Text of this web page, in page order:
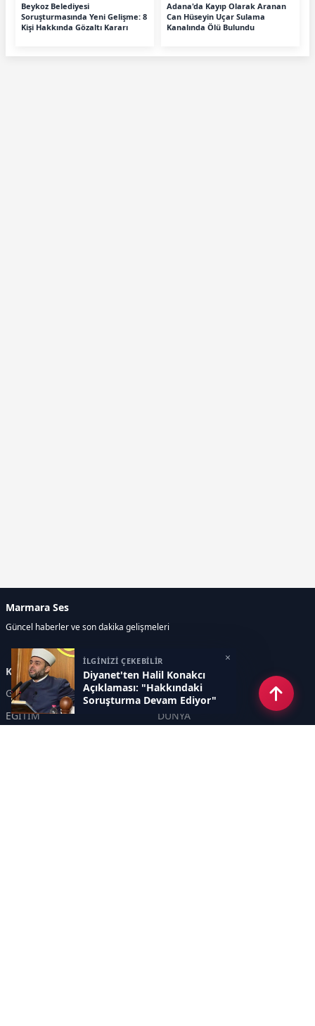
Beykoz Belediyesi
Soruşturmasında Yeni Gelişme: 8
Kişi Hakkında Gözaltı Kararı
Adana'da Kayıp Olarak Aranan
Can Hüseyin Uçar Sulama
Kanalında Ölü Bulundu
İLGİNİZİ ÇEKEBİLİR
Diyanet'ten Halil Konakcı
Açıklaması: "Hakkındaki
Soruşturma Devam Ediyor"
×
Marmara Ses
Güncel haberler ve son dakika gelişmeleri
Kategoriler
GÜNDEM
EKONOMİ
EĞİTİM
DÜNYA